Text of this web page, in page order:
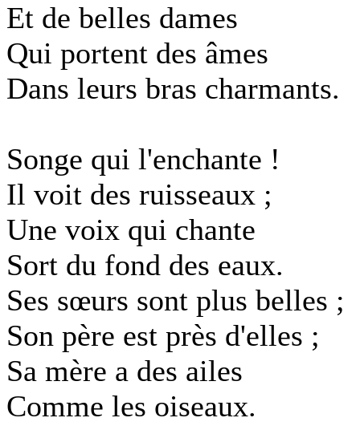
Et de belles dames
Qui portent des âmes
Dans leurs bras charmants.
Songe qui l'enchante !
Il voit des ruisseaux ;
Une voix qui chante
Sort du fond des eaux.
Ses sœurs sont plus belles ;
Son père est près d'elles ;
Sa mère a des ailes
Comme les oiseaux.